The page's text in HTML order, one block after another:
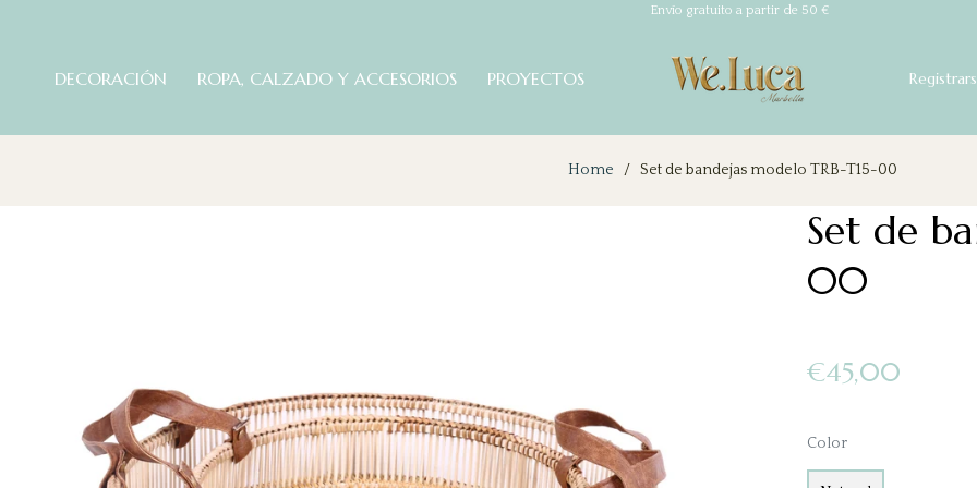
Envío gratuito a partir de 50 €
DECORACIÓN ROPA, CALZADO Y ACCESORIOS PROYECTOS
Home / Set de bandejas modelo TRB-T15-00
Set de
00
Precio
habitual
€45,00
Color